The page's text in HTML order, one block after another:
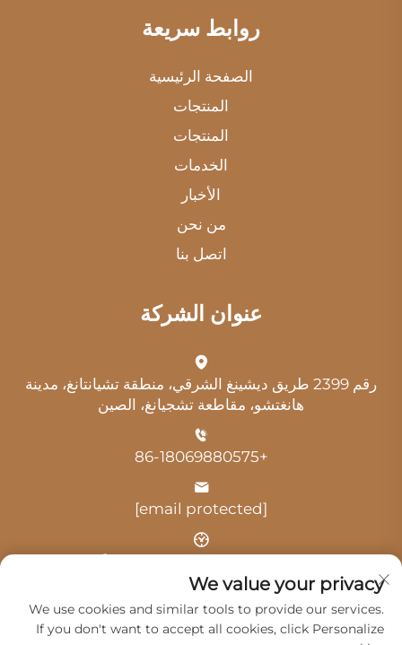
روابط سريعة
الصفحة الرئيسية
المنتجات
المنتجات
الخدمات
الأخبار
من نحن
اتصل بنا
عنوان الشركة
رقم 2399 طريق ديشينغ الشرقي، منطقة تشيانتانغ، مدينة
هانغتشو، مقاطعة تشجيانغ، الصين
+86-18069880575
[email protected]
الوقت: 9:00 صباحًا - 6:00 مساءً
We value your privacy
We use cookies and similar tools to provide our services.
If you don't want to accept all cookies, click Personalize